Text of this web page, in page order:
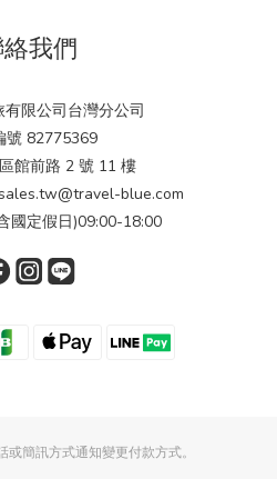
我們
限公司台灣分公司
號 82775369
館前路 2 號 11 樓
blue.com
國定假日)09:00-18:00
簡訊方式通知變更付款方式。